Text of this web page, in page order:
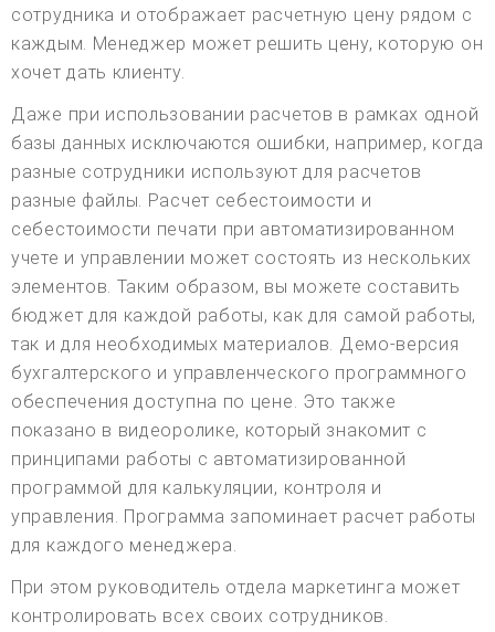
сотрудника и отображает расчетную цену рядом с
каждым. Менеджер может решить цену, которую он
хочет дать клиенту.
Даже при использовании расчетов в рамках одной
базы данных исключаются ошибки, например, когда
разные сотрудники используют для расчетов
разные файлы. Расчет себестоимости и
себестоимости печати при автоматизированном
учете и управлении может состоять из нескольких
элементов. Таким образом, вы можете составить
бюджет для каждой работы, как для самой работы,
так и для необходимых материалов. Демо-версия
бухгалтерского и управленческого программного
обеспечения доступна по цене. Это также
показано в видеоролике, который знакомит с
принципами работы с автоматизированной
программой для калькуляции, контроля и
управления. Программа запоминает расчет работы
для каждого менеджера.
При этом руководитель отдела маркетинга может
контролировать всех своих сотрудников.